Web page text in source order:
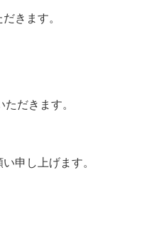
きます。
だきます。
申し上げます。